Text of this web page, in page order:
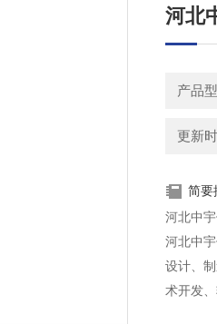
河北
产品
更新
简要
河北中
河北中
设计、
术开发